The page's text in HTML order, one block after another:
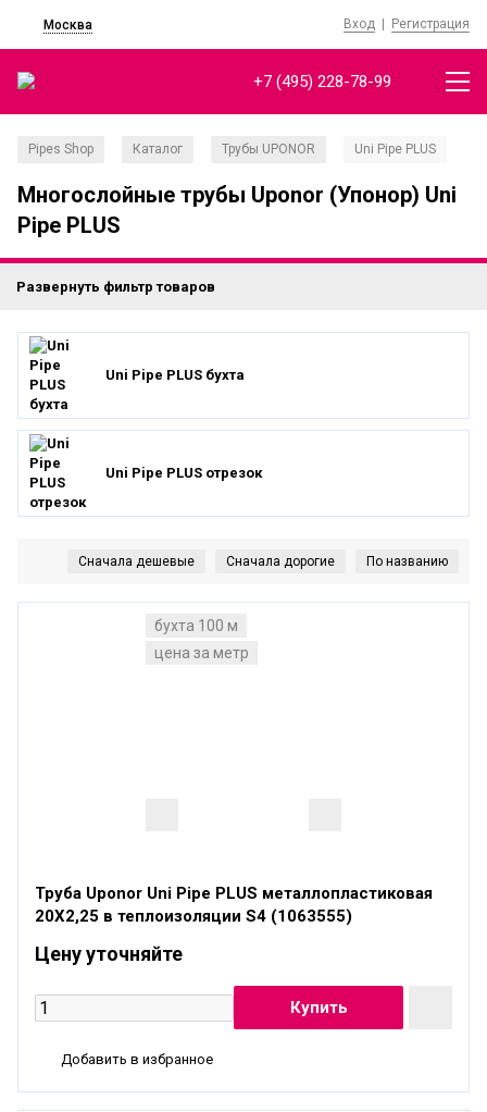
Москва Вход | Регистрация
+7 (495) 228-78-99
Pipes Shop Каталог Трубы UPONOR Uni Pipe PLUS
Многослойные трубы Uponor (Упонор) Uni
Pipe PLUS
Развернуть фильтр товаров
Uni Pipe PLUS бухта
Uni Pipe PLUS отрезок
бухта 100 м
цена за метр
Труба Uponor Uni Pipe PLUS металлопластиковая
20X2,25 в теплоизоляции S4 (1063555)
Цену уточняйте
Добавить в избранное